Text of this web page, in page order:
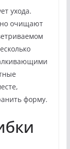
ухода.
очищают
форму.